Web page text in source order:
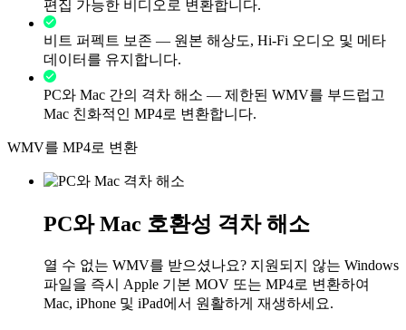
편집 가능한 비디오로 변환합니다.
비트 퍼펙트 보존 — 원본 해상도, Hi-Fi 오디오 및 메타
데이터를 유지합니다.
PC와 Mac 간의 격차 해소 — 제한된 WMV를 부드럽고
Mac 친화적인 MP4로 변환합니다.
WMV를 MP4로 변환
PC와 Mac 호환성 격차 해소
열 수 없는 WMV를 받으셨나요? 지원되지 않는 Windows
파일을 즉시 Apple 기본 MOV 또는 MP4로 변환하여
Mac, iPhone 및 iPad에서 원활하게 재생하세요.